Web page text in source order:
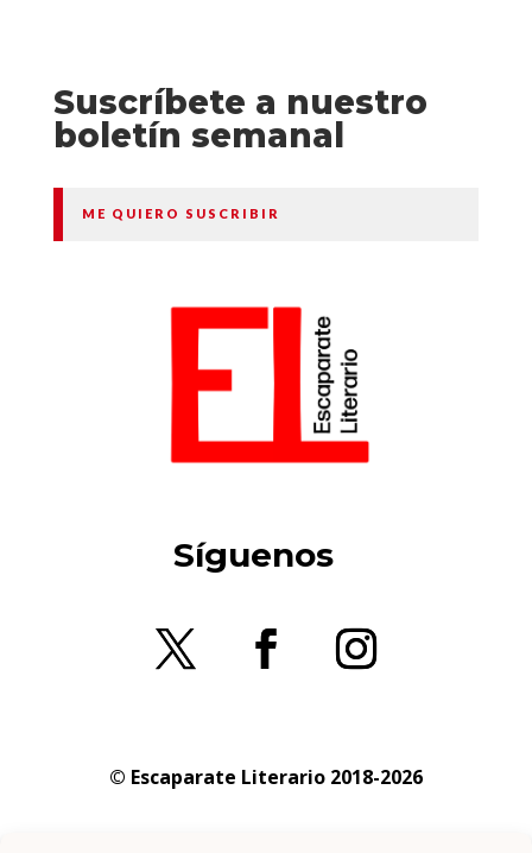
Suscríbete a nuestro
boletín semanal
ME QUIERO SUSCRIBIR
Síguenos
© Escaparate Literario 2018-2026